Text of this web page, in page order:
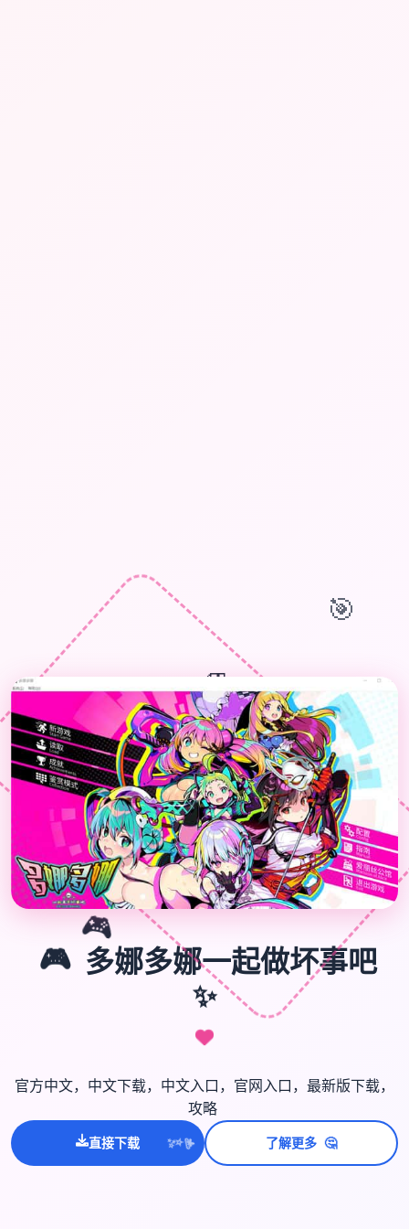
🎮
🎯
🎮 多娜多娜一起做坏事吧
✨
官方中文，中文下载，中文入口，官网入口，最新版下载，
攻略
直接下载 ✨
⭐💫 了解更多 🤔
🎊
🎁